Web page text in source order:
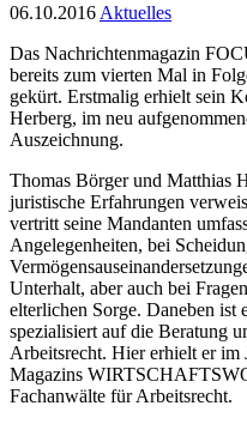
06.10.2016 Aktuelles
Das Nachrichtenmagazin
bereits zum vierten Mal in
gekürt. Erstmalig erhielt sein
Herberg, im neu
Auszeichnung.
Thomas Börger und Matthias
juristische Erfahrungen
vertritt seine Mandanten
Angelegenheiten, bei
Unterhalt, aber auch bei
elterlichen Sorge. Daneben ist
spezialisiert auf die Beratung
Arbeitsrecht. Hier erhielt er im
Magazins
Fachanwälte für Arbeitsrecht.